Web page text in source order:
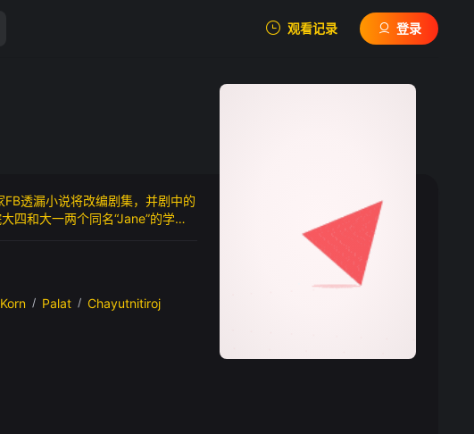
观看记录
暂无观看影片的记录
登录
透漏小说将改编剧集，并剧中的
四和大一两个同名“Jane”的学生
浪漫的东西。然而，Jane Ari发现
Korn / Palat / Chayutnitiroj